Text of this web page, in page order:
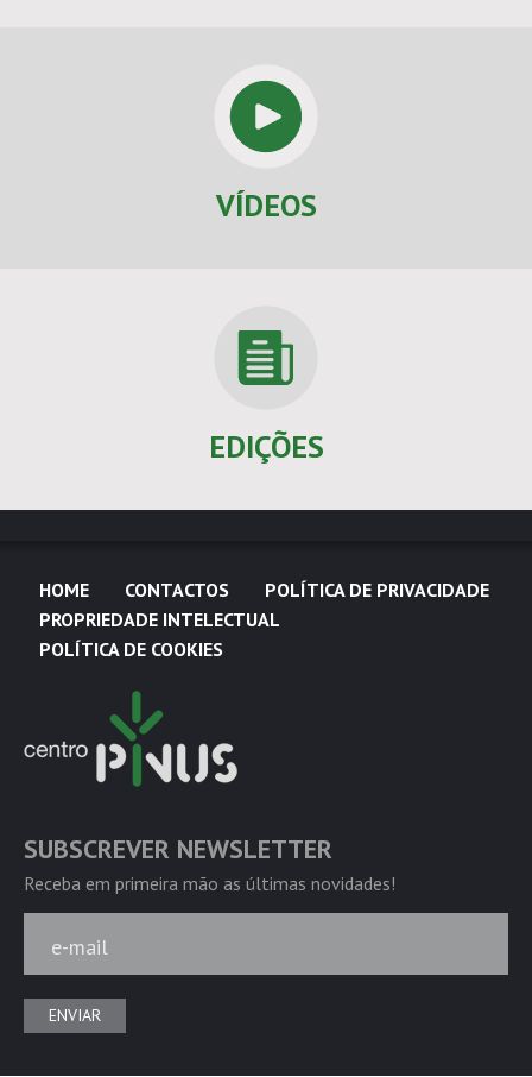
VÍDEOS
EDIÇÕES
HOME CONTACTOS
POLÍTICA DE PRIVACIDADE
PROPRIEDADE INTELECTUAL
POLÍTICA DE COOKIES
SUBSCREVER NEWSLETTER
Receba em primeira mão as últimas novidades!
e-mail
ENVIAR